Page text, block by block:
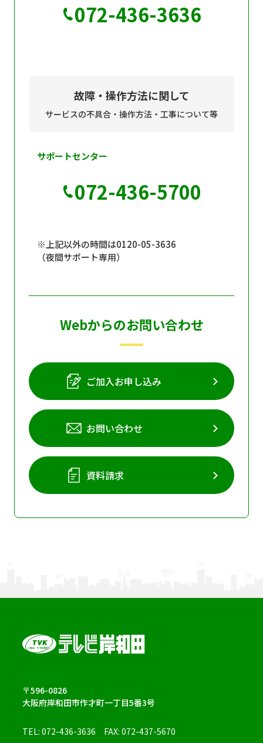
072-436-3636
故障・操作方法に関して
サービスの不具合・操作方法・工事について等
サポートセンター
072-436-5700
※上記以外の時間は0120-05-3636
（夜間サポート専用）
Webからのお問い合わせ
ご加入お申し込み
お問い合わせ
資料請求
〒596-0826
大阪府岸和田市作才町一丁目5番3号
TEL: 072-436-3636 FAX: 072-437-5670